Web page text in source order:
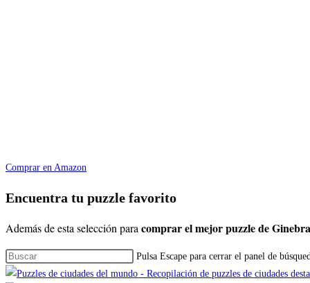
Comprar en Amazon
Encuentra tu puzzle favorito
Además de esta selección paracomprar el mejor puzzle de Ginebra
Pulsa Escape para cerrar el panel de